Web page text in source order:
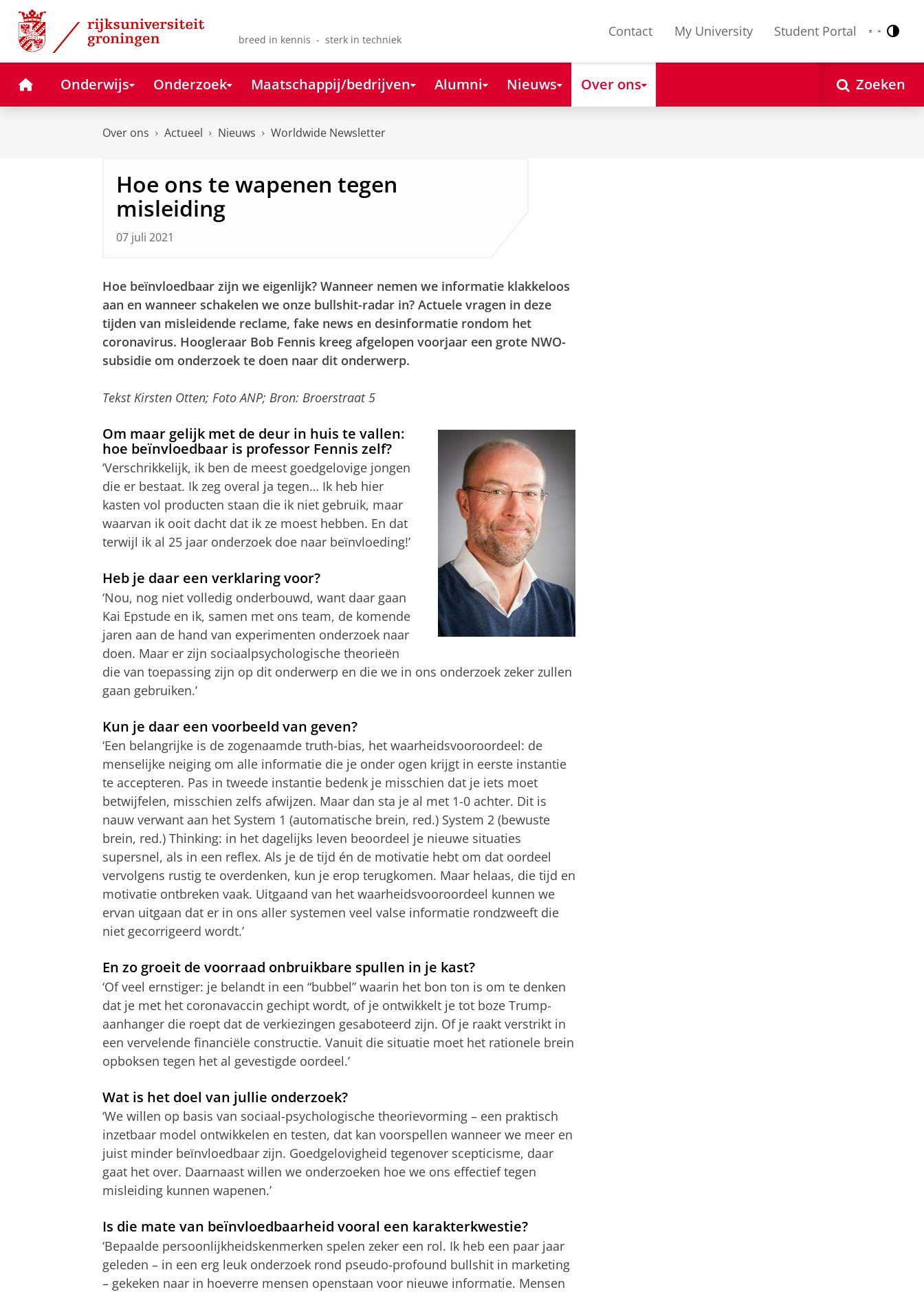
Skip
Content
Skip
Navigation
breed in kennis - sterk in techniek
Contact My University Student Portal Nederlands
English
HomeOnderwijs Onderzoek Maatschappij/bedrijven Alumni Nieuws Over ons Zoeken
Over ons Actueel Nieuws Worldwide Newsletter
Hoe ons te wapenen tegen
misleiding
07 juli 2021
Hoe beïnvloedbaar zijn we eigenlijk? Wanneer nemen we informatie klakkeloos
aan en wanneer schakelen we onze bullshit-radar in? Actuele vragen in deze
tijden van misleidende reclame, fake news en desinformatie rondom het
coronavirus. Hoogleraar Bob Fennis kreeg afgelopen voorjaar een grote NWO-
subsidie om onderzoek te doen naar dit onderwerp.
Tekst Kirsten Otten; Foto ANP; Bron: Broerstraat 5
Om maar gelijk met de deur in huis te vallen:
hoe beïnvloedbaar is professor Fennis zelf?
‘Verschrikkelijk, ik ben de meest goedgelovige jongen
die er bestaat. Ik zeg overal ja tegen… Ik heb hier
kasten vol producten staan die ik niet gebruik, maar
waarvan ik ooit dacht dat ik ze moest hebben. En dat
terwijl ik al 25 jaar onderzoek doe naar beïnvloeding!’
Heb je daar een verklaring voor?
‘Nou, nog niet volledig onderbouwd, want daar gaan
Kai Epstude en ik, samen met ons team, de komende
jaren aan de hand van experimenten onderzoek naar
doen. Maar er zijn sociaalpsychologische theorieën
die van toepassing zijn op dit onderwerp en die we in ons onderzoek zeker zullen
gaan gebruiken.’
Kun je daar een voorbeeld van geven?
‘Een belangrijke is de zogenaamde truth-bias, het waarheidsvooroordeel: de
menselijke neiging om alle informatie die je onder ogen krijgt in eerste instantie
te accepteren. Pas in tweede instantie bedenk je misschien dat je iets moet
betwijfelen, misschien zelfs afwijzen. Maar dan sta je al met 1-0 achter. Dit is
nauw verwant aan het System 1 (automatische brein, red.) System 2 (bewuste
brein, red.) Thinking: in het dagelijks leven beoordeel je nieuwe situaties
supersnel, als in een reflex. Als je de tijd én de motivatie hebt om dat oordeel
vervolgens rustig te overdenken, kun je erop terugkomen. Maar helaas, die tijd en
motivatie ontbreken vaak. Uitgaand van het waarheidsvooroordeel kunnen we
ervan uitgaan dat er in ons aller systemen veel valse informatie rondzweeft die
niet gecorrigeerd wordt.’
En zo groeit de voorraad onbruikbare spullen in je kast?
‘Of veel ernstiger: je belandt in een “bubbel” waarin het bon ton is om te denken
dat je met het coronavaccin gechipt wordt, of je ontwikkelt je tot boze Trump-
aanhanger die roept dat de verkiezingen gesaboteerd zijn. Of je raakt verstrikt in
een vervelende financiële constructie. Vanuit die situatie moet het rationele brein
opboksen tegen het al gevestigde oordeel.’
Wat is het doel van jullie onderzoek?
‘We willen op basis van sociaal-psychologische theorievorming – een praktisch
inzetbaar model ontwikkelen en testen, dat kan voorspellen wanneer we meer en
juist minder beïnvloedbaar zijn. Goedgelovigheid tegenover scepticisme, daar
gaat het over. Daarnaast willen we onderzoeken hoe we ons effectief tegen
misleiding kunnen wapenen.’
Is die mate van beïnvloedbaarheid vooral een karakterkwestie?
‘Bepaalde persoonlijkheidskenmerken spelen zeker een rol. Ik heb een paar jaar
geleden – in een erg leuk onderzoek rond pseudo-profound bullshit in marketing
– gekeken naar in hoeverre mensen openstaan voor nieuwe informatie. Mensen